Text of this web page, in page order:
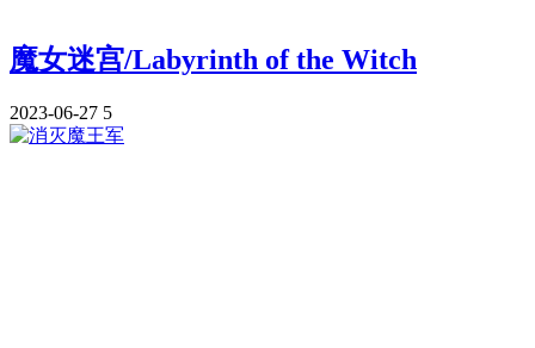
魔女迷宫/Labyrinth of the Witch
2023-06-27 5